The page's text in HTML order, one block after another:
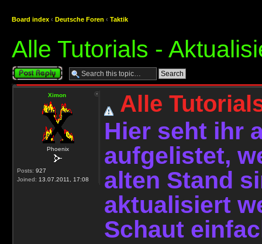
Board index ‹ Deutsche Foren ‹ Taktik
Alle Tutorials -
Post a reply
Ximon
Phoenix
Posts: 927
Joined: 13.07.2011, 17:08
Alle
Hier seht ihr
aufgelistet,
alten Stand
aktualisiert
Schaut